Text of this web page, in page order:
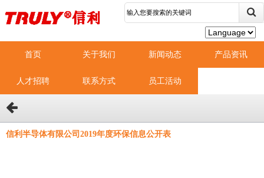
首页 关于我们 新闻动态 产品资讯
人才招聘 联系方式 员工活动
信利半导体有限公司2019年度环保信息公开表